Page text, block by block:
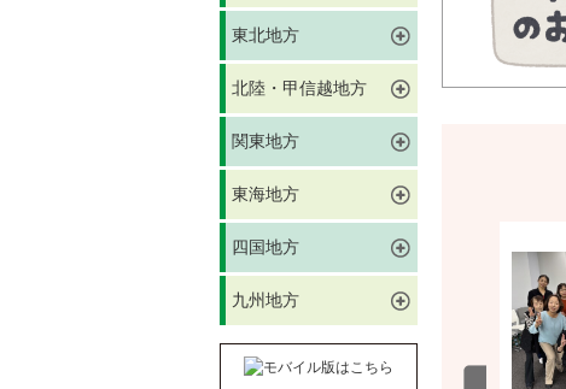
東北地方
北陸・甲信越地方
関東地方
東海地方
四国地方
九州地方